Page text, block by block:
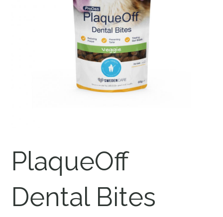
PlaqueOff
Dental Bites